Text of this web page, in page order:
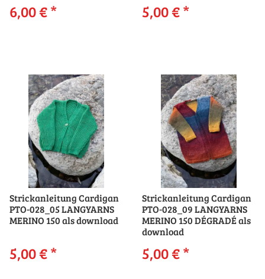
6,00 €* 5,00 €*
Strickanleitung Cardigan
PTO-028_05 LANGYARNS
MERINO 150 als download
5,00 €*
Strickanleitung Cardigan
PTO-028_09 LANGYARNS
MERINO 150 DÉGRADÉ als
download
5,00 €*